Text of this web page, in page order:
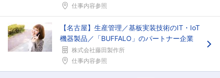
仕事内容参照
【名古屋】生産管理／基板実装技術のIT・IoT
機器製品／「BUFFALO」のパートナー企業
株式会社藤田製作所
仕事内容参照